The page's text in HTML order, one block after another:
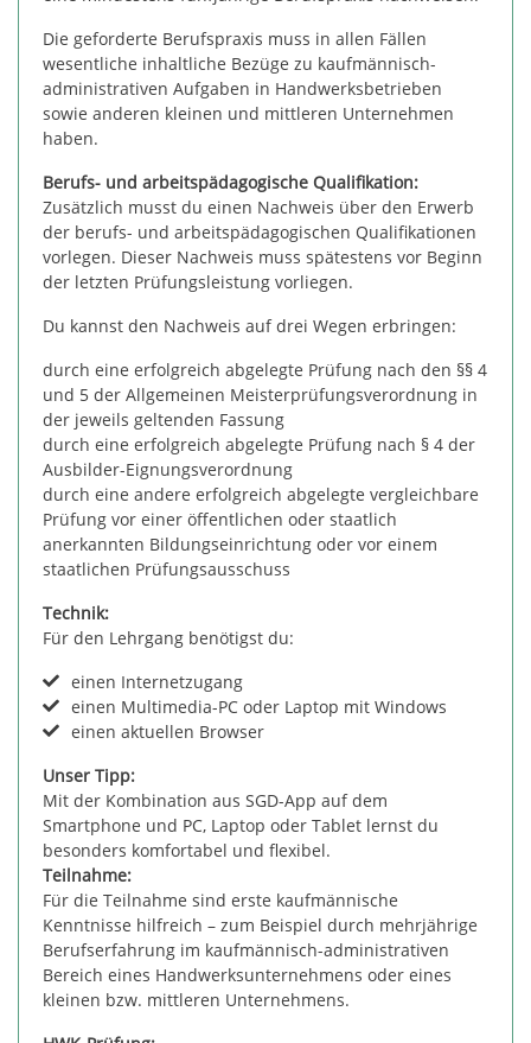
Die geforderte Berufspraxis muss in allen Fällen
wesentliche inhaltliche Bezüge zu kaufmännisch-
administrativen Aufgaben in Handwerksbetrieben
sowie anderen kleinen und mittleren Unternehmen
haben.
Berufs- und arbeitspädagogische Qualifikation:
Zusätzlich musst du einen Nachweis über den Erwerb
der berufs- und arbeitspädagogischen Qualifikationen
vorlegen. Dieser Nachweis muss spätestens vor Beginn
der letzten Prüfungsleistung vorliegen.
Du kannst den Nachweis auf drei Wegen erbringen:
durch eine erfolgreich abgelegte Prüfung nach den §§ 4
und 5 der Allgemeinen Meisterprüfungsverordnung in
der jeweils geltenden Fassung
durch eine erfolgreich abgelegte Prüfung nach § 4 der
Ausbilder-Eignungsverordnung
durch eine andere erfolgreich abgelegte vergleichbare
Prüfung vor einer öffentlichen oder staatlich
anerkannten Bildungseinrichtung oder vor einem
staatlichen Prüfungsausschuss
Technik:
Für den Lehrgang benötigst du:
einen Internetzugang
einen Multimedia-PC oder Laptop mit Windows
einen aktuellen Browser
Unser Tipp:
Mit der Kombination aus SGD-App auf dem
Smartphone und PC, Laptop oder Tablet lernst du
besonders komfortabel und flexibel.
Teilnahme:
Für die Teilnahme sind erste kaufmännische
Kenntnisse hilfreich – zum Beispiel durch mehrjährige
Berufserfahrung im kaufmännisch-administrativen
Bereich eines Handwerksunternehmens oder eines
kleinen bzw. mittleren Unternehmens.